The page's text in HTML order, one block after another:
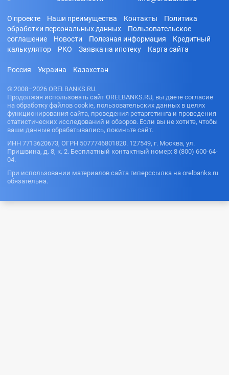
О проекте Наши преимущества Контакты
Политика
обработки персональных данных
Пользовательское
соглашение
Новости Полезная информация
Кредитный
калькулятор
РКО Заявка на ипотеку Карта сайта
Россия Украина Казахстан
© 2008–2026 ORELBANKS.RU.
Продолжая использовать сайт ORELBANKS.RU, вы даете согласие
на обработку файлов cookie, пользовательских данных в целях
функционирования сайта, проведения ретаргетинга и проведения
статистических исследований и обзоров. Если вы не хотите, чтобы
ваши данные обрабатывались, покиньте сайт.
ИНН 7713620673, ОГРН 5077746801820. 127549, г. Москва, ул.
Пришвина, д. 8, к. 2. Бесплатный контактный номер: 8 (800) 600-64-
04.
При использовании материалов сайта гиперссылка на orelbanks.ru
обязательна.